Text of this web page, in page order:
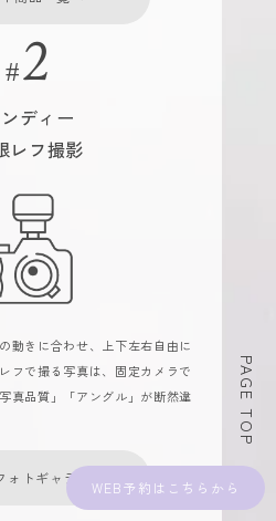
WEB予約
ディー
レフ撮影
動きに合わせ、上下左右自由に
フで撮る写真は、固定カメラで
真品質」「アングル」が断然違
ォトギャラリーへ
PAGE TOP